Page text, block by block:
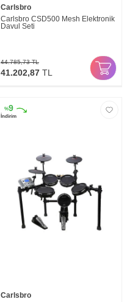
Carlsbro
Carlsbro CSD500 Mesh Elektronik
Davul Seti
44.785,73TL
41.202,87 TL
%9
İndirim
Carlsbro